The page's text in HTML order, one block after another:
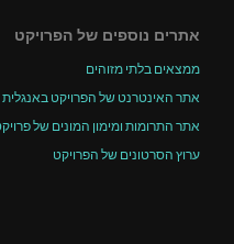
אתרים נוספים של הפרויקט
ממצאים בלתי מזוהים
אתר האינטרנט של הפרויקט באנגלית
אתר התרומות ומימון המונים של
ערוץ הסרטונים של הפרויקט